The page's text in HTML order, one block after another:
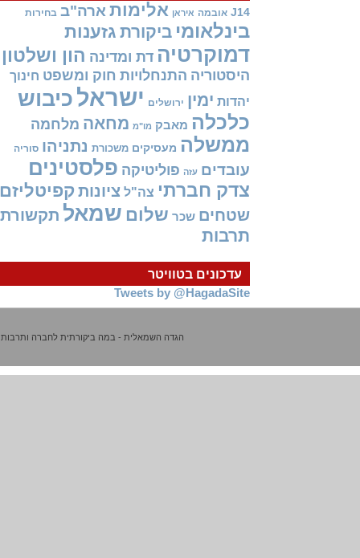
עדכונים בטוויטר
Tweets by @HagadaSite
J14 אובמה איראן אלימות ארה"ב בחירות
בינלאומיביקורתגזענות
דמוקרטיהדת ומדינה הון ושלטון
היסטוריה התנחלויות חוק ומשפט חינוך
יהדות ימין ירושלים ישראלכיבוש
כלכלה מאבק מו"מ מחאהמלחמה
ממשלה מעסיקים משכורת נתניהו סוריה
עובדים עזה פוליטיקה פלסטינים
צדק חברתי צה"ל ציונותקפיטליזם
שטחים שכר שלום שמאלתקשורת
תרבות
הגדה השמאלית - במה ביקורתית לחברה ותרבות